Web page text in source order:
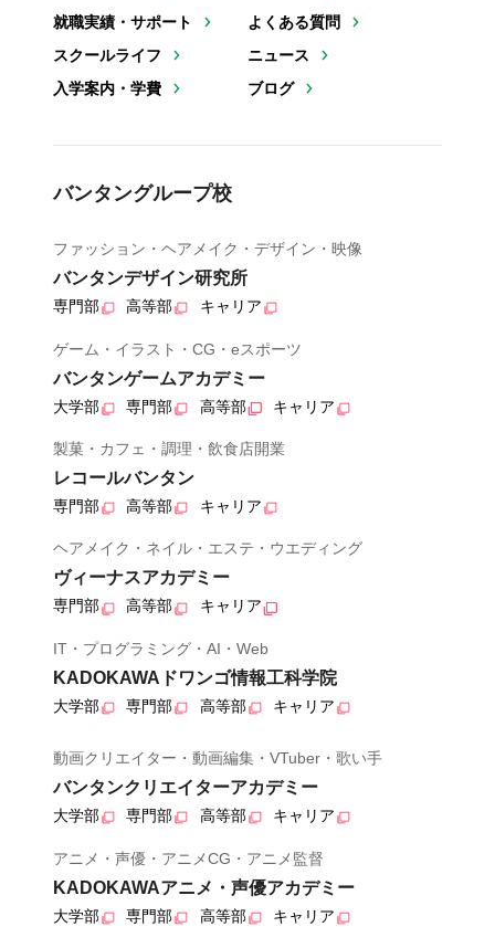
就職実績・サポート
スクールライフ
入学案内・学費
よくある質問
ニュース
ブログ
バンタングループ校
ファッション・ヘアメイク・デザイン・映像
バンタンデザイン研究所
専門部 高等部 キャリア
ゲーム・イラスト・CG・eスポーツ
バンタンゲームアカデミー
大学部 専門部 高等部 キャリア
製菓・カフェ・調理・飲食店開業
レコールバンタン
専門部 高等部 キャリア
ヘアメイク・ネイル・エステ・ウエディング
ヴィーナスアカデミー
専門部 高等部 キャリア
IT・プログラミング・AI・Web
KADOKAWAドワンゴ情報工科学院
大学部 専門部 高等部 キャリア
動画クリエイター・動画編集・VTuber・歌い手
バンタンクリエイターアカデミー
大学部 専門部 高等部 キャリア
アニメ・声優・アニメCG・アニメ監督
KADOKAWAアニメ・声優アカデミー
大学部 専門部 高等部 キャリア